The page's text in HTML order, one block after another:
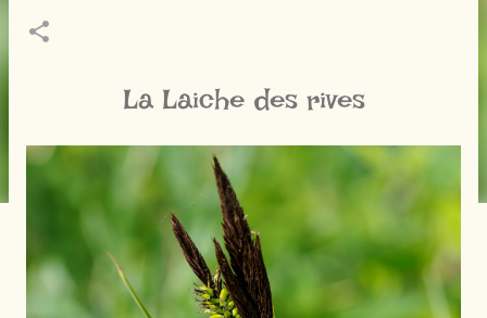
La Laiche des rives